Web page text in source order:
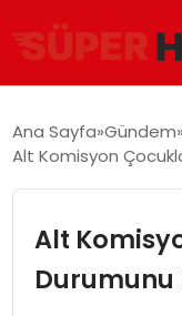
GÜNDEM
DÜNYA
EĞITIM
Ana Sayfa Gündem
Alt Komisyon
Alt